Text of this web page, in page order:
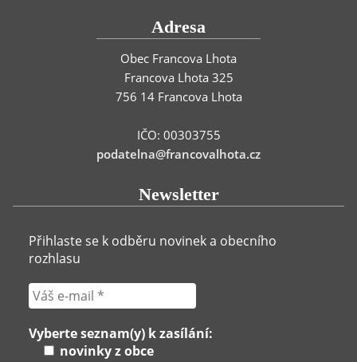
Adresa
Obec Francova Lhota
Francova Lhota 325
756 14 Francova Lhota
IČO: 00303755
podatelna@francovalhota.cz
Newsletter
Přihlaste se k odběru novinek a obecního
rozhlasu
Vyberte seznam(y) k zasílání:
novinky z obce